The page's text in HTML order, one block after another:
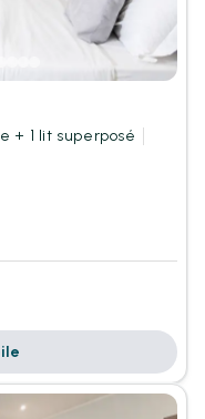
+ 1 lit superposé